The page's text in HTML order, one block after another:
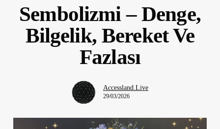
Sembolizmi – Denge,
Bilgelik, Bereket Ve
Fazlası
Accessland.Live
29/03/2026